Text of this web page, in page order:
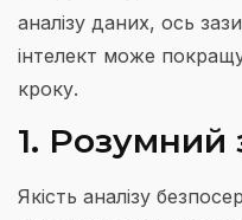
аналізу даних, ось
інтелект може
кроку.
1. Розумний
Якість аналізу